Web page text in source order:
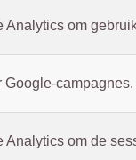
Analytics om
Google-campagnes.
Analytics om de